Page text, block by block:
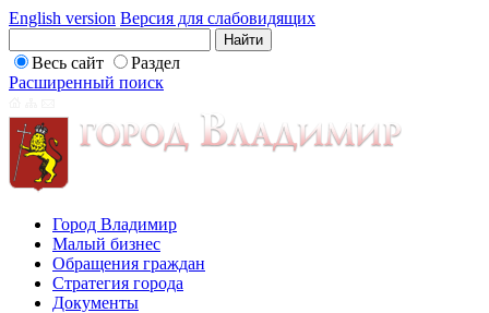
English version Версия для слабовидящих
Весь сайт
Раздел
Расширенный поиск
Город Владимир
Малый бизнес
Обращения граждан
Стратегия города
Документы